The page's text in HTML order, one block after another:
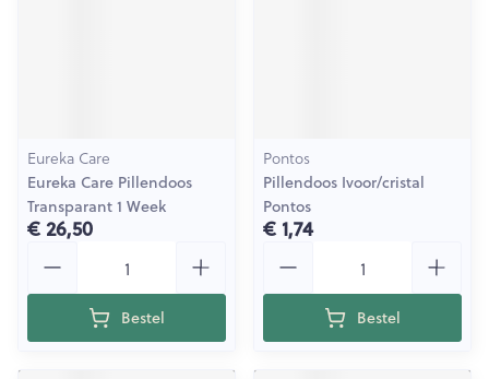
Eureka Care
Eureka Care Pillendoos
Transparant 1 Week
€ 26,50
Bestel
Pontos
Pillendoos Ivoor/cristal
Pontos
€ 1,74
Bestel